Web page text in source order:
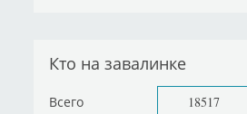
Кто на завалинке
Всего 18517